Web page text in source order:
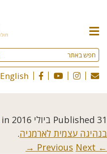
תפריט
האתר
English
Published 31 ביולי 2016 in
בנהיגה עצמית לארמניה.
← Previous
Next →